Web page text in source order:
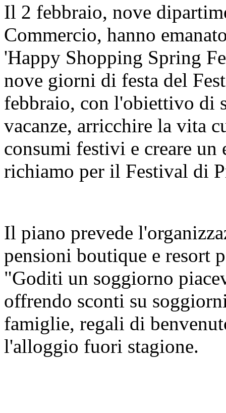
Il 2 febbraio, nove
Commercio, hanno
'Happy Shopping Spring
nove giorni di festa del
febbraio, con l'obiettivo di
vacanze, arricchire la vita
consumi festivi e creare un
richiamo per il Festival di
Il piano prevede
pensioni boutique e resort
"Goditi un soggiorno
offrendo sconti su
famiglie, regali di
l'alloggio fuori stagione.